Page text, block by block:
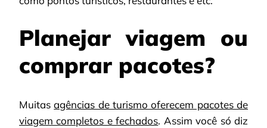
Planejar viagem ou
comprar pacotes?
Muitasagências de turismo oferecem pacotes de
viagem completos e fechados. Assim você só diz